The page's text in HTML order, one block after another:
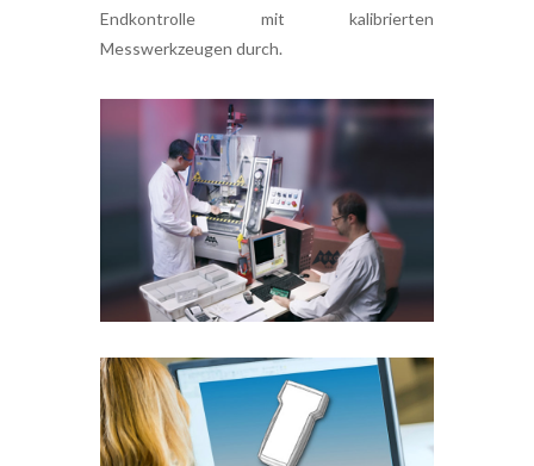
Endkontrolle mit kalibrierten
Messwerkzeugen durch.